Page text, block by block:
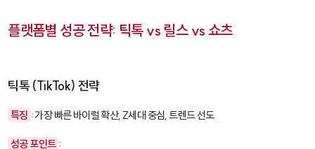
플랫폼별 성공 전략: 틱톡 vs 릴스 vs 쇼츠
틱톡 (TikTok) 전략
특징 : 가장 빠른 바이럴 확산, Z세대 중심, 트렌드 선도
성공 포인트 :